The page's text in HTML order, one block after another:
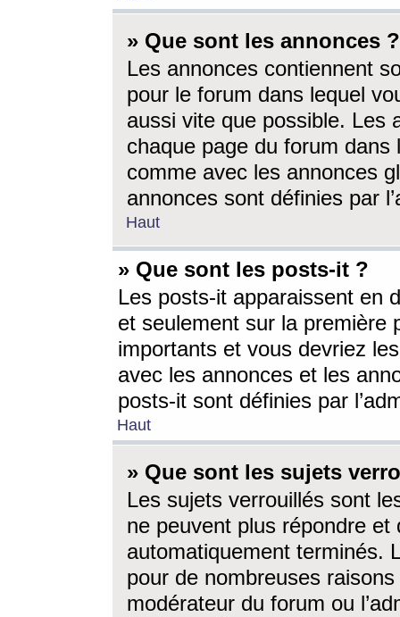
» Que sont les annonces ?
Les annonces contiennent
pour le forum dans lequel
aussi vite que possible. Les
chaque page du forum dans
comme avec les annonces
annonces sont définies par
Haut
» Que sont les posts-it ?
Les posts-it apparaissent en
et seulement sur la première
importants et vous devriez
avec les annonces et les
posts-it sont définies par
Haut
» Que sont les sujets
Les sujets verrouillés sont
ne peuvent plus répondre
automatiquement terminés.
pour de nombreuses
modérateur du forum ou